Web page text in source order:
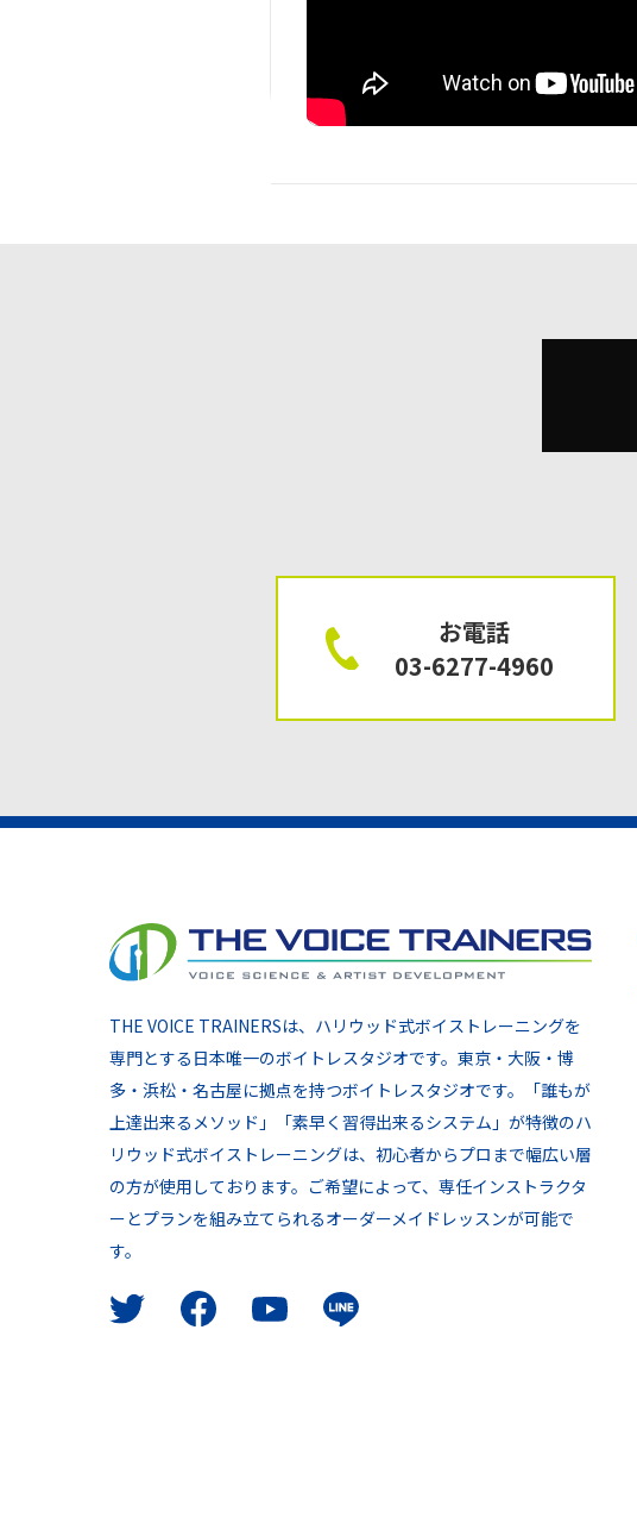
お電話
03-6277-4960
THE VOICE TRAINERSは、ハリウッド式ボイストレーニングを
専門とする日本唯一のボイトレスタジオです。東京・大阪・博
多・浜松・名古屋に拠点を持つボイトレスタジオです。「誰もが
上達出来るメソッド」「素早く習得出来るシステム」が特徴のハ
リウッド式ボイストレーニングは、初心者からプロまで幅広い層
の方が使用しております。ご希望によって、専任インストラクタ
ーとプランを組み立てられるオーダーメイドレッスンが可能で
す。